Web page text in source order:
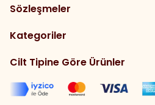
Sözleşmeler
Kategoriler
Cilt Tipine Göre Ürünler